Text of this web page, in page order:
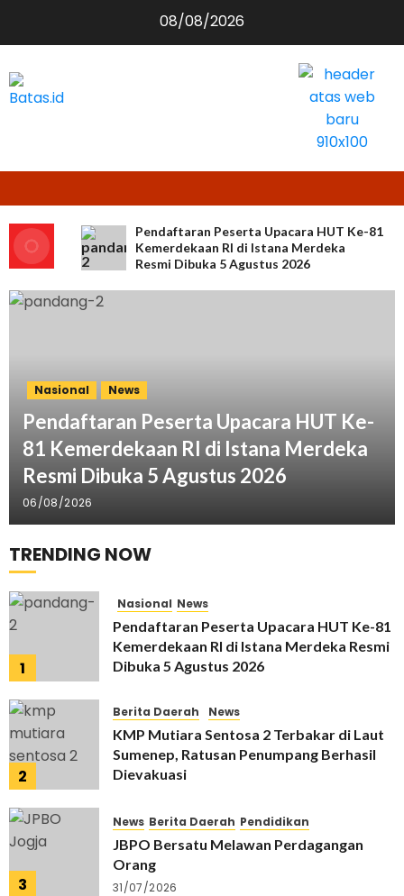
08/08/2026
Pendaftaran Peserta Upacara HUT Ke-81
Kemerdekaan RI di Istana Merdeka
Resmi Dibuka 5 Agustus 2026
Nasional News
Pendaftaran Peserta Upacara HUT Ke-
81 Kemerdekaan RI di Istana Merdeka
Resmi Dibuka 5 Agustus 2026
06/08/2026
TRENDING NOW
1
Nasional News
Pendaftaran Peserta Upacara HUT Ke-81
Kemerdekaan RI di Istana Merdeka Resmi
Dibuka 5 Agustus 2026
2
Berita Daerah News
KMP Mutiara Sentosa 2 Terbakar di Laut
Sumenep, Ratusan Penumpang Berhasil
Dievakuasi
3
News Berita Daerah Pendidikan
JBPO Bersatu Melawan Perdagangan
Orang
31/07/2026